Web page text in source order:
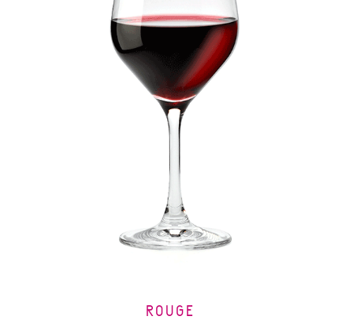
ROUGE